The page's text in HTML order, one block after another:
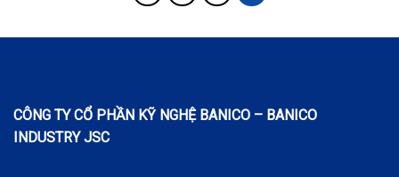
CÔNG TY CỔ PHẦN KỸ NGHỆ BANICO – BANICO
INDUSTRY JSC